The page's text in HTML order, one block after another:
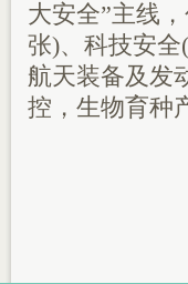
大安全”主线
张)、科技安
航天装备及发
控，生物育种